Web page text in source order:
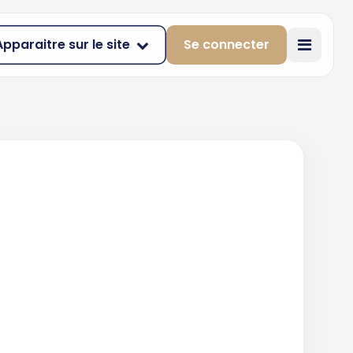
sur le site Se connecter